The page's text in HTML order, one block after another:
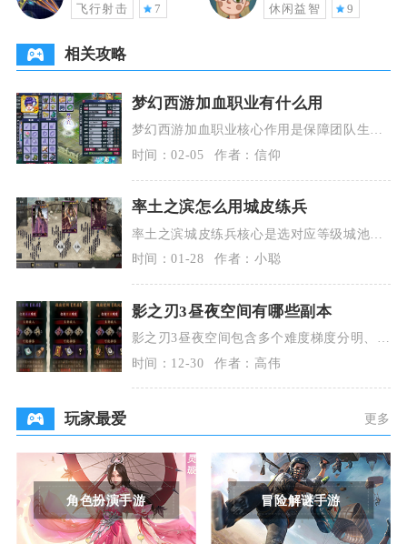
飞行射击 7 休闲益智 9
相关攻略
梦幻西游加血职业有什么用
梦幻西游加血职业核心作用是保障团队生
存、稳定血线并提供复活与增益，是所有难
度任务与PK阵容
时间：02-05 作者：信仰
率土之滨怎么用城皮练兵
率土之滨城皮练兵核心是选对应等级城池外
围地块，利用守军多梯队连续作战机制反复
出征，搭配合理
时间：01-28 作者：小聪
影之刃3昼夜空间有哪些副本
影之刃3昼夜空间包含多个难度梯度分明、玩
法机制各异的专属副本，涵盖常规挑战副
本、特殊机制副
时间：12-30 作者：高伟
玩家最爱 更多
角色扮演手游 冒险解谜手游